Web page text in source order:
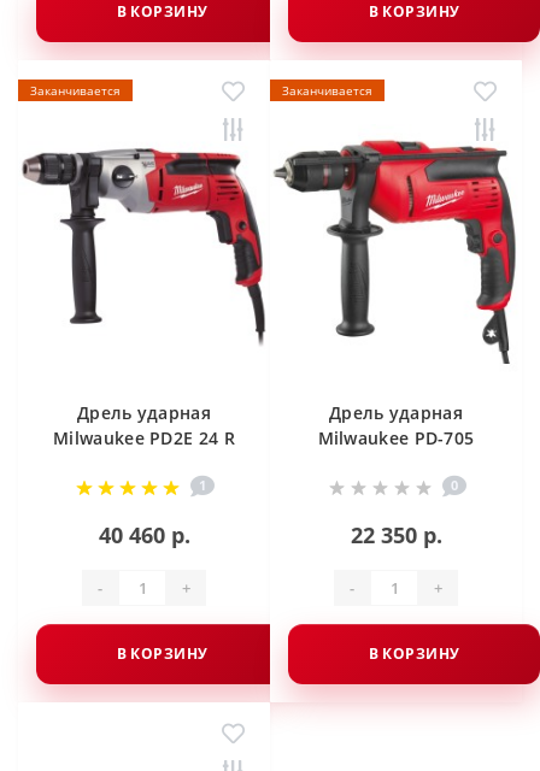
В КОРЗИНУ В КОРЗИНУ
Заканчивается
Дрель ударная
Milwaukee PD2E 24 R
1
40 460 р.
- +
В КОРЗИНУ
Заканчивается
Дрель ударная
Milwaukee PD-705
0
22 350 р.
- +
В КОРЗИНУ